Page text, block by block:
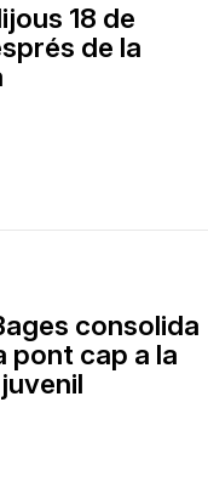
18 de
de la
consolida
pont cap a la